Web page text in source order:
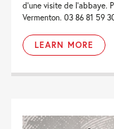
d'une visite de l'abbaye.
Vermenton. 03 86 81 59
LEARN MORE